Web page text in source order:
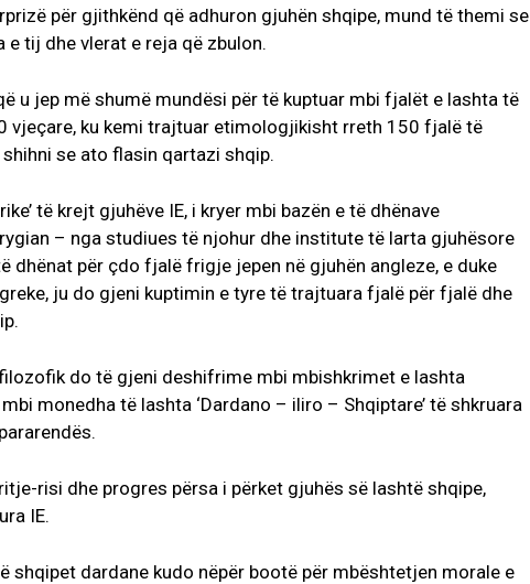
për gjithkënd që adhuron gjuhën shqipe, mund të themi se
tij dhe vlerat e reja që zbulon.
u jep më shumë mundësi për të kuptuar mbi fjalët e lashta të
vjeçare, ku kemi trajtuar etimologjikisht rreth 150 fjalë të
se ato flasin qartazi shqip.
të krejt gjuhëve IE, i kryer mbi bazën e të dhënave
– nga studiues të njohur dhe institute të larta gjuhësore
dhënat për çdo fjalë frigje jepen në gjuhën angleze, e duke
ju do gjeni kuptimin e tyre të trajtuara fjalë për fjalë dhe
do të gjeni deshifrime mbi mbishkrimet e lashta
monedha të lashta ‘Dardano – iliro – Shqiptare’ të shkruara
risi dhe progres përsa i përket gjuhës së lashtë shqipe,
IE.
shqipet dardane kudo nëpër bootë për mbështetjen morale e